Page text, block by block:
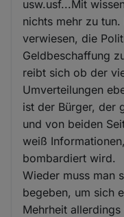
usw.usf...Mit
nichts mehr zu
verwiesen, die
Geldbeschaffung
reibt sich ob der
Umverteilungen
ist der Bürger, der
und von beiden
weiß
bombardiert wird.
Wieder muss man
begeben, um sich
Mehrheit